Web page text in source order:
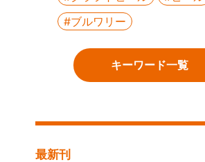
#ブルワリー
キーワード一覧
最新刊